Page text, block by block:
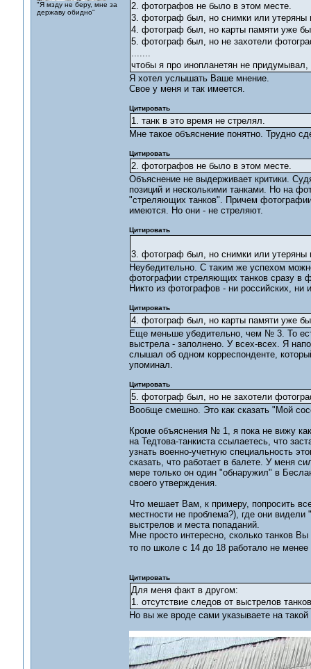
"Я мзду не беру, мне за
державу обидно"
2. фотографов не было в этом месте.
3. фотограф был, но снимки или утеряны
4. фотограф был, но карты памяти уже
5. фотограф был, но не захотели
.......
чтобы я про инопланетян не придумывал,
Я хотел услышать Ваше мнение.
Свое у меня и так имеется.
Цитировать
1. танк в это время не стрелял.
Мне такое объяснение понятно. Трудно
Цитировать
2. фотографов не было в этом месте.
Объяснение не выдерживает критики.
позиций и несколькими танками. Но на
"стреляющих танков". Причем
имеются. Но они - не стреляют.
Цитировать
3. фотограф был, но снимки или утеряны
Неубедительно. С таким же успехом
фотографии стреляющих танков сразу в
Никто из фотографов - ни российских,
Цитировать
4. фотограф был, но карты памяти уже
Еще меньше убедительно, чем № 3. То
выстрела - заполнено. У всех-всех. Я
слышал об одном корреспонденте,
упоминал.
Цитировать
5. фотограф был, но не захотели
Вообще смешно. Это как сказать "Мой
Кроме объяснения № 1, я пока не вижу
на Тедтова-танкиста ссылаетесь, что
узнать военно-учетную специальность
сказать, что работает в балете. У меня
мере только он один "обнаружил" в
своего утверждения.
Что мешает Вам, к примеру, попросить
местности не проблема?), где они
выстрелов и места попаданий.
Мне просто интересно, сколько танков
то по школе с 14 до 18 работало не
Цитировать
Для меня факт в другом:
1. отсутствие следов от выстрелов
Но вы же вроде сами указываете на такой